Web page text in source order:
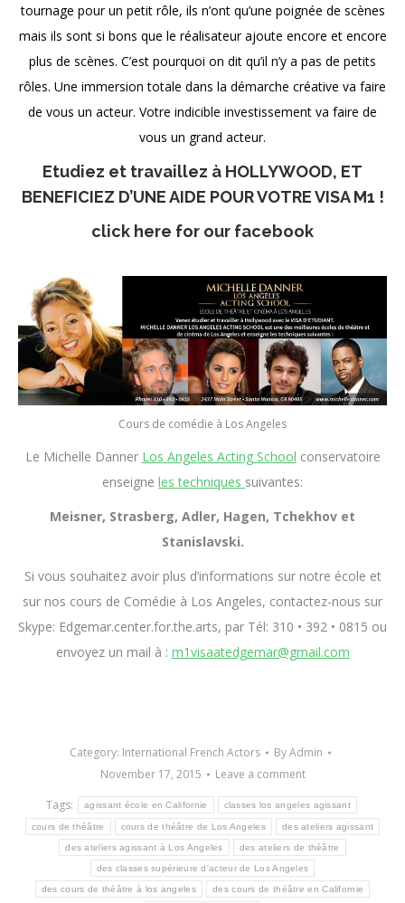
tournage pour un petit rôle, ils n’ont qu’une poignée de scènes
mais ils sont si bons que le réalisateur ajoute encore et encore
plus de scènes. C’est pourquoi on dit qu’il n’y a pas de petits
rôles. Une immersion totale dans la démarche créative va faire
de vous un acteur. Votre indicible investissement va faire de
vous un grand acteur.
Etudiez et travaillez à HOLLYWOOD, ET
BENEFICIEZ D’UNE AIDE POUR VOTRE VISA M1 !
click here for our facebook
Cours de comédie à Los Angeles
Le Michelle Danner Los Angeles Acting School conservatoire
enseigne les techniques suivantes:
Meisner, Strasberg, Adler, Hagen, Tchekhov et
Stanislavski.
Si vous souhaitez avoir plus d’informations sur notre école et
sur nos cours de Comédie à Los Angeles, contactez-nous sur
Skype: Edgemar.center.for.the.arts, par Tél: 310 • 392 • 0815 ou
envoyez un mail à : m1visaatedgemar@gmail.com
Category: International French Actors ByAdmin
November 17, 2015
Leave a comment
Tags:
agissant école en Californie classes los angeles agissant
cours de théâtre cours de théâtre de Los Angeles des ateliers agissant
des ateliers agissant à Los Angeles des ateliers de théâtre
des classes supérieure d'acteur de Los Angeles
des cours de théâtre à los angeles des cours de théâtre en Californie